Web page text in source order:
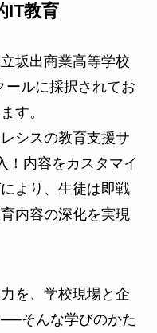
IT教育
坂出商業高等学校
ールに採択されてお
す。
シスの教育支援サ
！内容をカスタマイ
より、生徒は即戦
内容の深化を実現
を、学校現場と企
そんな学びのかた